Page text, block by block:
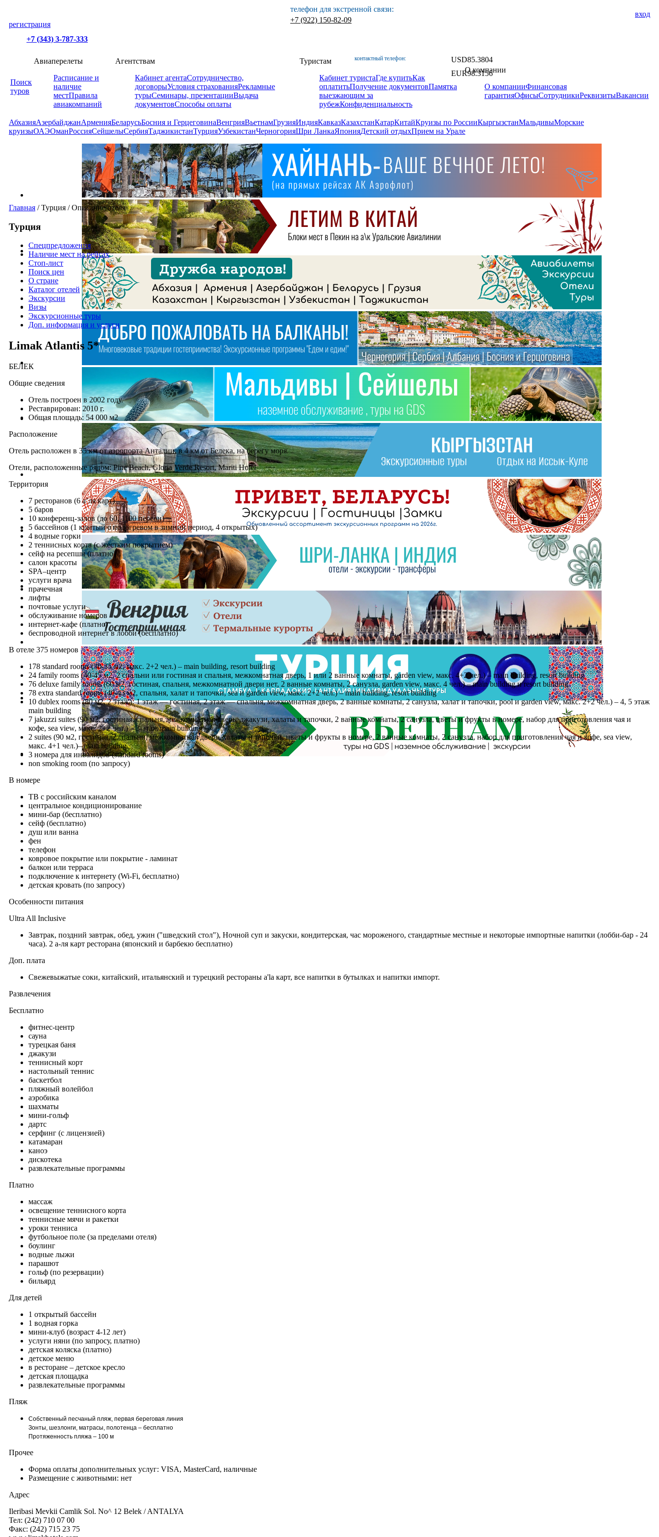
вход
регистрация
+7 (343) 3-787-333
телефон для экстренной связи:
+7 (922) 150-82-09
контактный телефон: USD85.3804
EUR98.3156
Поиск
туров
Авиаперелеты
Расписание и
наличие
местПравила
авиакомпаний
Агентствам
Кабинет агентаСотрудничество,
договорыУсловия страхованияРекламные
турыСеминары, презентацииВыдача
документовСпособы оплаты
Туристам
Кабинет туристаГде купитьКак
оплатитьПолучение документовПамятка
выезжающим за
рубежКонфиденциальность
О компании
О компанииФинансовая
гарантияОфисыСотрудникиРеквизитыВакансии
АбхазияАзербайджанАрменияБеларусьБосния и ГерцеговинаВенгрияВьетнамГрузияИндияКавказКазахстанКатарКитайКруизы по РоссииКыргызстанМальдивыМорские
круизыОАЭОманРоссияСейшелыСербияТаджикистанТурцияУзбекистанЧерногорияШри ЛанкаЯпонияДетский отдыхПрием на Урале
Главная /Турция /Описание отеля
Турция
Спецпредложения
Наличие мест на рейсах
Стоп-лист
Поиск цен
О стране
Каталог отелей
Экскурсии
Визы
Экскурсионные туры
Доп. информация и услуги
Limak Atlantis 5*
БЕЛЕК
Общие сведения
Отель построен в 2002 году.
Реставрирован: 2010 г.
Общая площадь: 54 000 м2
Расположение
Отель расположен в 35 км от аэропорта Анталии, в 4 км от Белека, на берегу моря.
Отели, расположенные рядом: Pine Beach, Gloria Verde Resort, Mariti Hotel
Территория
7 ресторанов (6 а’ля карт)
5 баров
10 конференц-залов (до 60, 1100 персон)
5 бассейнов (1 крытый с подогревом в зимний период, 4 открытых)
4 водные горки
2 теннисных корта (с жестким покрытием)
сейф на ресепшн (платно)
салон красоты
SPA–центр
услуги врача
прачечная
лифты
почтовые услуги
обслуживание номеров
интернет-кафе (платно)
беспроводной интернет в лобби (бесплатно)
В отеле 375 номеров
178 standard rooms (30-35 м2, макс. 2+2 чел.) – main building, resort building
24 family rooms (40-45 м2, 2 спальни или гостиная и спальня, межкомнатная дверь, 1 или 2 ванные комнаты, garden view, макс. 4+2 чел.) – main building, resort building
76 deluxe family rooms (60 м2, гостиная, спальня, межкомнатной двери нет, 2 ванные комнаты, 2 санузла, garden view, макс. 4 чел.) – main building и resort building
78 extra standard rooms (40-43 м2, спальня, халат и тапочки, sea и garden view, макс. 2+2 чел.) – main building, resort building
10 dublex rooms (80 м2, 2 этажа: 1 этаж — гостиная, 2 этаж — спальня, межкомнатная дверь, 2 ванные комнаты, 2 санузла, халат и тапочки, pool и garden view, макс. 2+2 чел.) – 4, 5 этаж
main building
7 jakuzzi suites (90 м2, гостиная, спальня, межкомнатная дверь, джакузи, халаты и тапочки, 2 ванные комнаты, 2 санузла, цветы и фрукты в номере, набор для приготовления чая и
кофе, sea view, макс. 2+2 чел.) – 3-этаж main building
2 suites (90 м2, гостиная, 2 спальни, межкомнатная дверь, халаты и тапочки, цветы и фрукты в номере, 2 ванные комнаты, 2 санузла, набор для приготовления чая и кофе, sea view,
макс. 4+1 чел.)– main building
3 номера для инвалидов (standard rooms)
non smoking room (по запросу)
В номере
ТВ с российским каналом
центральное кондиционирование
мини-бар (бесплатно)
сейф (бесплатно)
душ или ванна
фен
телефон
ковровое покрытие или покрытие - ламинат
балкон или терраса
подключение к интернету (Wi-Fi, бесплатно)
детская кровать (по запросу)
Особенности питания
Ultra All Inclusive
Завтрак, поздний завтрак, обед, ужин ("шведский стол"), Ночной суп и закуски, кондитерская, час мороженого, стандартные местные и некоторые импортные напитки (лобби-бар - 24
часа). 2 а-ля карт ресторана (японский и барбекю бесплатно)
Доп. плата
Свежевыжатые соки, китайский, итальянский и турецкий рестораны a'la карт, все напитки в бутылках и напитки импорт.
Развлечения
Бесплатно
фитнес-центр
сауна
турецкая баня
джакузи
теннисный корт
настольный теннис
баскетбол
пляжный волейбол
аэробика
шахматы
мини-гольф
дартс
серфинг (с лицензией)
катамаран
каноэ
дискотека
развлекательные программы
Платно
массаж
освещение теннисного корта
теннисные мячи и ракетки
уроки тенниса
футбольное поле (за пределами отеля)
боулинг
водные лыжи
парашют
гольф (по резервации)
бильярд
Для детей
1 открытый бассейн
1 водная горка
мини-клуб (возраст 4-12 лет)
услуги няни (по запросу, платно)
детская коляска (платно)
детское меню
в ресторане – детское кресло
детская площадка
развлекательные программы
Пляж
Собственный песчаный пляж, первая береговая линия
Зонты, шезлонги, матрасы, полотенца – бесплатно
Протяженность пляжа – 100 м
Прочее
Форма оплаты дополнительных услуг: VISA, MasterCard, наличные
Размещение с животными: нет
Адрес
Ileribasi Mevkii Camlik Sol. No^ 12 Belek / ANTALYA
Тел: (242) 710 07 00
Факс: (242) 715 23 75